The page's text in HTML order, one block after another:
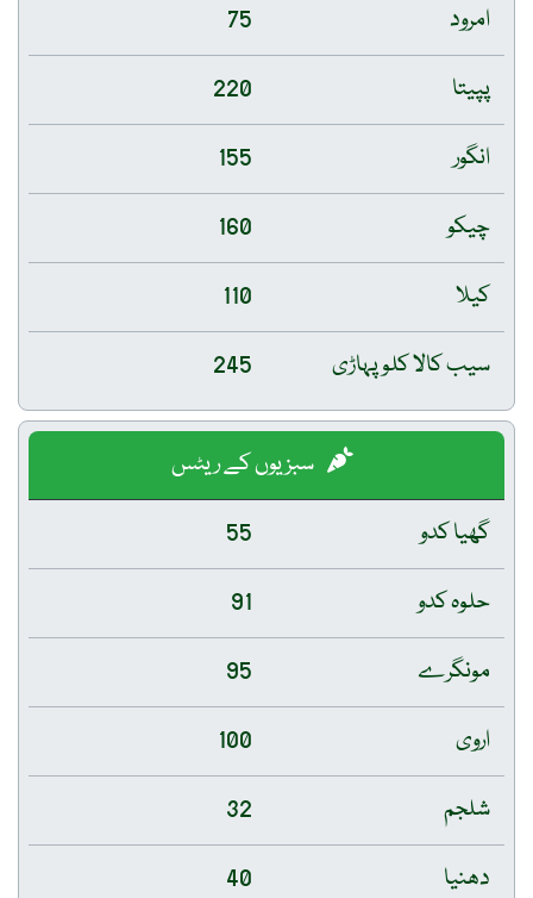
امرود
75
پپیتا
220
انگور
155
چیکو
160
کیلا
110
سیب کالا کلو پہاڑی
245
سبزیوں کے ریٹس
گھیا کدو
55
حلوہ کدو
91
مونگرے
95
اروی
100
شلجم
32
دھنیا
40